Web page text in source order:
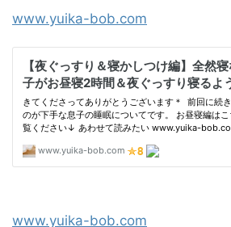
www.yuika-bob.com
www.yuika-bob.com